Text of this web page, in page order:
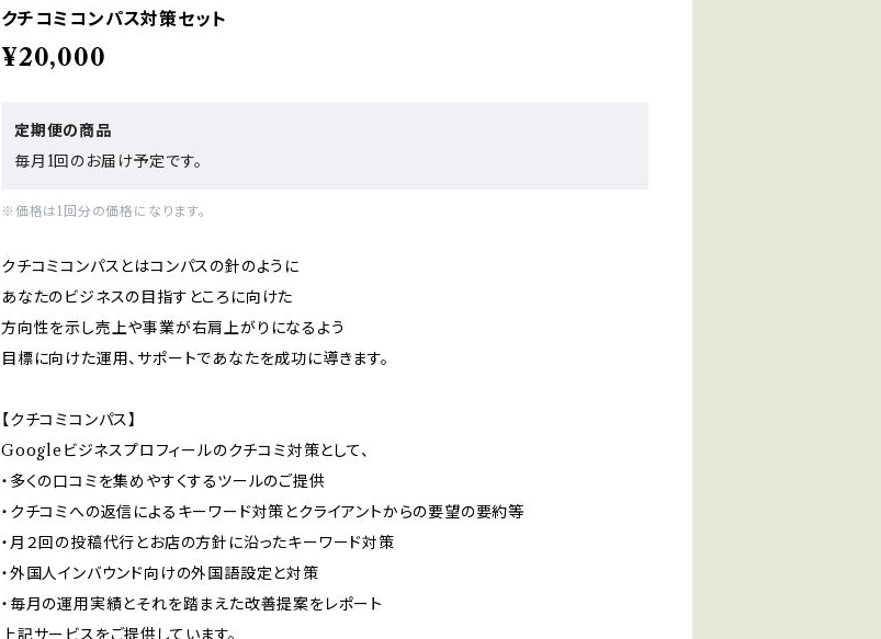
クチコミコンパス対策セット
¥20,000
定期便の商品
毎月1回のお届け予定です。
※価格は1回分の価格になります。
クチコミコンパスとはコンパスの針のように
あなたのビジネスの目指すところに向けた
方向性を示し売上や事業が右肩上がりになるよう
目標に向けた運用、サポートであなたを成功に導きます。
【クチコミコンパス】
Googleビジネスプロフィールのクチコミ対策として、
・多くの口コミを集めやすくするツールのご提供
・クチコミへの返信によるキーワード対策とクライアントからの要望の要約等
・月２回の投稿代行とお店の方針に沿ったキーワード対策
・外国人インバウンド向けの外国語設定と対策
・毎月の運用実績とそれを踏まえた改善提案をレポート
上記サービスをご提供しています。